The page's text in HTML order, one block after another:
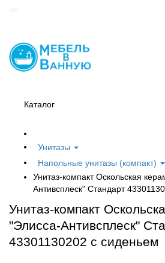
Каталог
Унитазы
Напольные унитазы (компакт)
Унитаз-компакт Оскольская
Антивсплеск" Стандарт
Унитаз-компакт
"Элисса-Антивсплеск"
43301130202 с сиденьем